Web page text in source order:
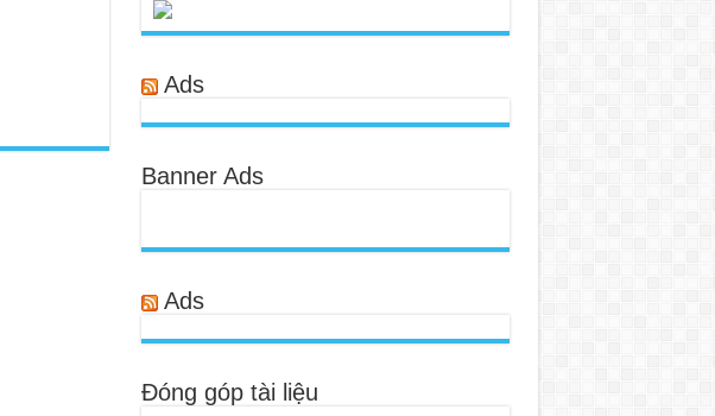
Ads
Banner Ads
Ads
Đóng góp tài liệu